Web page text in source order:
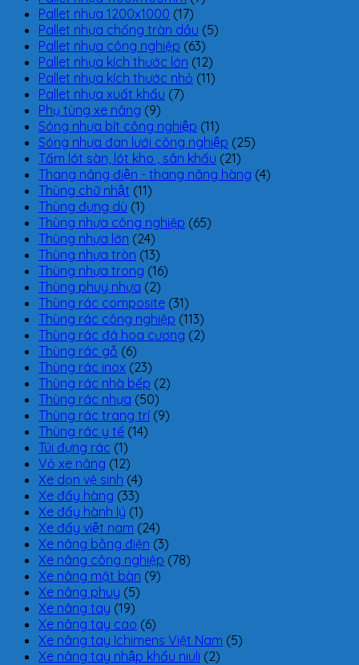
Pallet nhựa 1200x1000 (17)
Pallet nhựa chống tràn dầu (5)
Pallet nhựa công nghiệp (63)
Pallet nhựa kích thước lớn (12)
Pallet nhựa kích thước nhỏ (11)
Pallet nhựa xuất khẩu (7)
Phụ tùng xe nâng (9)
Sóng nhựa bít công nghiệp (11)
Sóng nhựa đan lưới công nghiệp (25)
Tấm lót sàn, lót kho , sân khấu (21)
Thang nâng điện - thang nâng hàng (4)
Thùng chữ nhật (11)
Thùng đựng dù (1)
Thùng nhựa công nghiệp (65)
Thùng nhựa lớn (24)
Thùng nhựa tròn (13)
Thùng nhựa trong (16)
Thùng phuy nhựa (2)
Thùng rác composite (31)
Thùng rác công nghiệp (113)
Thùng rác đá hoa cương (2)
Thùng rác gỗ (6)
Thùng rác inox (23)
Thùng rác nhà bếp (2)
Thùng rác nhựa (50)
Thùng rác trang trí (9)
Thùng rác y tế (14)
Túi đựng rác (1)
Vỏ xe nâng (12)
Xe dọn vệ sinh (4)
Xe đẩy hàng (33)
Xe đẩy hành lý (1)
Xe đẩy việt nam (24)
Xe nâng bằng điện (3)
Xe nâng công nghiệp (78)
Xe nâng mặt bàn (9)
Xe nâng phuy (5)
Xe nâng tay (19)
Xe nâng tay cao (6)
Xe nâng tay Ichimens Việt Nam (5)
Xe nâng tay nhập khẩu niuli (2)